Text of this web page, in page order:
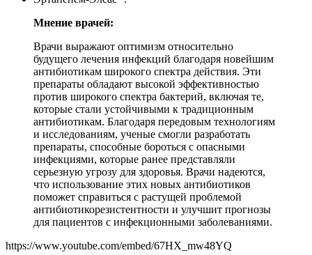
Мнение врачей:
Врачи выражают оптимизм относительно
будущего лечения инфекций благодаря новейшим
антибиотикам широкого спектра действия. Эти
препараты обладают высокой эффективностью
против широкого спектра бактерий, включая те,
которые стали устойчивыми к традиционным
антибиотикам. Благодаря передовым технологиям
и исследованиям, ученые смогли разработать
препараты, способные бороться с опасными
инфекциями, которые ранее представляли
серьезную угрозу для здоровья. Врачи надеются,
что использование этих новых антибиотиков
поможет справиться с растущей проблемой
антибиотикорезистентности и улучшит прогнозы
для пациентов с инфекционными заболеваниями.
https://www.youtube.com/embed/67HX_mw48YQ